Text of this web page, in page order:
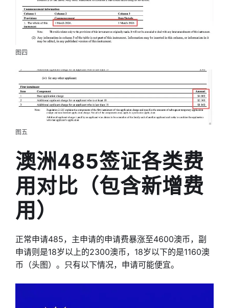
图四
图五
澳洲485签证各类费
用对比（包含新增费
用）
正常申请485，主申请的申请费暴涨至4600澳币，副
申请则是18岁以上的2300澳币，18岁以下的是1160澳
币（头图）。只有以下情况，申请可能便宜。